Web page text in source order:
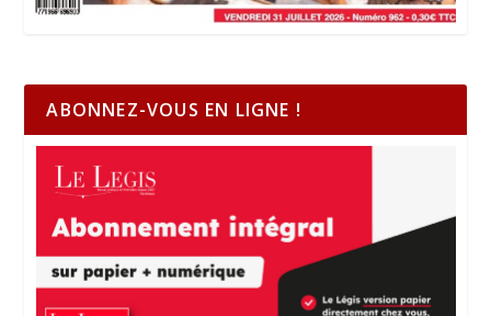
ABONNEZ-VOUS EN LIGNE !